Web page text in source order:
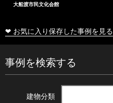
大船渡市民文化会館
❤ お気に入り保存した事例を見る
事例を検索する
建物分類